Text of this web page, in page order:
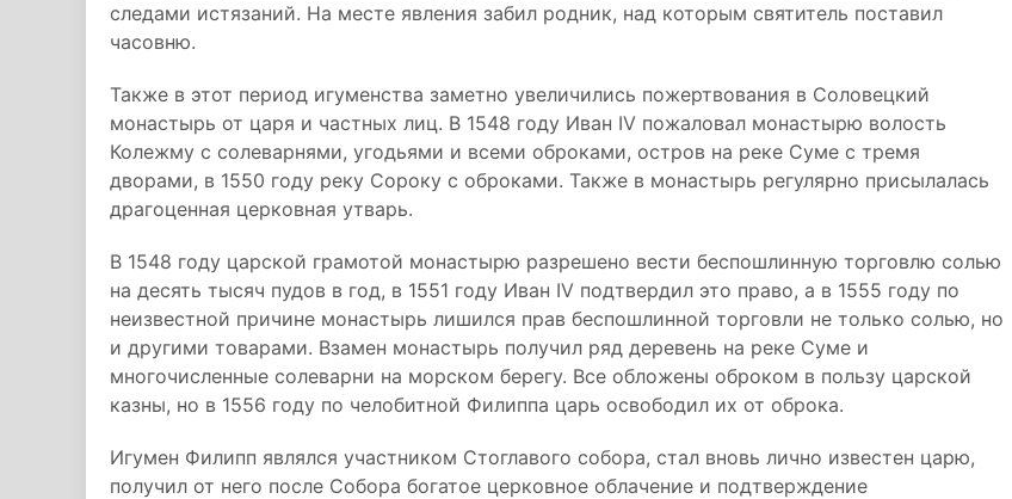
следами истязаний. На месте явления забил родник, над которым святитель поставил
часовню.
Также в этот период игуменства заметно увеличились пожертвования в Соловецкий
монастырь от царя и частных лиц. В 1548 году Иван IV пожаловал монастырю волость
Колежму с солеварнями, угодьями и всеми оброками, остров на реке Суме с тремя
дворами, в 1550 году реку Сороку с оброками. Также в монастырь регулярно присылалась
драгоценная церковная утварь.
В 1548 году царской грамотой монастырю разрешено вести беспошлинную торговлю солью
на десять тысяч пудов в год, в 1551 году Иван IV подтвердил это право, а в 1555 году по
неизвестной причине монастырь лишился прав беспошлинной торговли не только солью, но
и другими товарами. Взамен монастырь получил ряд деревень на реке Суме и
многочисленные солеварни на морском берегу. Все обложены оброком в пользу царской
казны, но в 1556 году по челобитной Филиппа царь освободил их от оброка.
Игумен Филипп являлся участником Стоглавого собора, стал вновь лично известен царю,
получил от него после Собора богатое церковное облачение и подтверждение